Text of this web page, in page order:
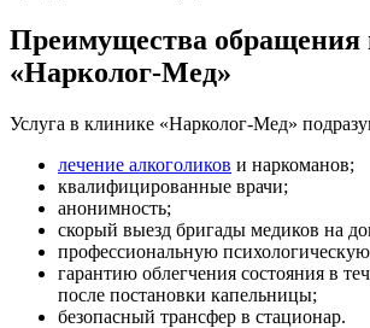
Преимущества обращения
«Нарколог-Мед»
Услуга в клинике «Нарколог-Мед»
лечение алкоголиков и наркоманов;
квалифицированные врачи;
анонимность;
скорый выезд бригады медиков на
профессиональную
гарантию облегчения состояния в
после постановки капельницы;
безопасный трансфер в стационар.